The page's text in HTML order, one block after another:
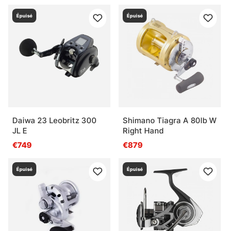
Épuisé
Daiwa 23 Leobritz 300
JL E
€749
Épuisé
Shimano Tiagra A 80lb W
Right Hand
€879
Épuisé Épuisé